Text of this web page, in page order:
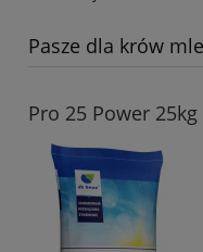
Pasze dla krów
Pro 25 Power 25kg